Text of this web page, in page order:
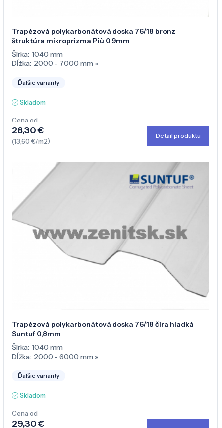
Trapézová polykarbonátová doska 76/18 bronz
štruktúra mikroprizma Più 0,9mm
Šírka: 1040 mm
Dĺžka: 2000 - 7000 mm »
Ďalšie varianty
Skladom
Cena od
28,30 €
(13,60 €/m2)
Detail produktu
Trapézová polykarbonátová doska 76/18 číra hladká
Suntuf 0,8mm
Šírka: 1040 mm
Dĺžka: 2000 - 6000 mm »
Ďalšie varianty
Skladom
Cena od
29,30 €